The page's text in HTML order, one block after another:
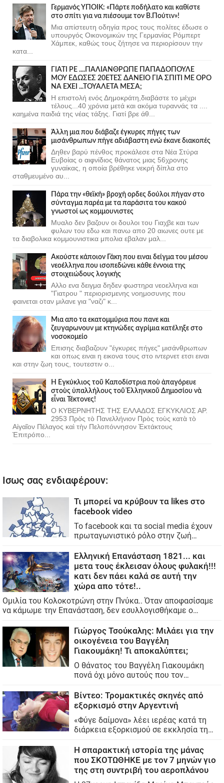
Γερμανός ΥΠΟΙΚ: «Πάρτε ποδήλατο και καθίστε
στο σπίτι για να πιέσουμε τον Β.Πούτιν»!
Μια απίστευτη οδηγία προς τους πολίτες έδωσε ο
υπουργός Οικονομικών της Γερμανίας Ρόμπερτ
Χάμπεκ, καθώς τους ζήτησε να περιορίσουν την
κατα...
ΓΙΑΤΙ ΡΕ ....ΠΑΛΙΑΝΘΡΩΠΕ ΠΑΠΑΔΟΠΟΥΛΕ
ΜΟΥ ΕΔΩΣΕΣ 20ΕΤΕΣ ΔΑΝΕΙΟ ΓΙΑ ΣΠΙΤΙ ΜΕ ΟΡΟ
ΝΑ ΕΧΕΙ ...ΤΟΥΑΛΕΤΑ ΜΕΣΑ;
Η επιστολή ενός Δημοκράτη,διαβάστε το μέχρι
τέλους...40 χρόνια μετά και ακόμα τυραννάς τα ....
καημένα παιδιά της νέας τάξης. Γιατί βρε άθ...
Άλλη μια που διάβαζε έγκυρες πήγες των
μισάνθρωπων πήγε αδιάβαστη ενώ έκανε διακοπές
Δηθεν βαρύ πένθος προκάλεσε στα Νέα Στύρα
Ευβοίας ο αιφνίδιος θάνατος μιας 56χρονης
γυναίκας, η οποία βρέθηκε νεκρή δίπλα στο
σταθμευμένο αυ...
Πάρα την «θεϊκή» βροχή ορδες δούλοι πήγαν στο
σύνταγμα παρέα με τα παράσιτα του κακού
γνωστοί ως κομμουνιστες
Μυαλο δεν βαζουν οι δουλοι του Γιαχβε και των
φυλων του εδω και πανω απο 20 αιωνες ουτε με
τα διαβολικα κομμουνιστικα μπολια εβαλαν μαλ...
Ακούστε κάποιον Γάκη που ειναι δείγμα του μέσου
νεοέλληνα που ισοπεδώνει κάθε έννοια της
στοιχειώδους λογικής
Αλλο ενα δειγμα δηδεν φωστηρα νεοελληνα και
"Γιατρου " περιορισμενης νοημοσυνης που
φαινεται οταν μιλανε για "ναζι" κ...
Μια απο τα εκατομμύρια που πανε και
ζευγαρωνουν με κτηνώδες αγρίμια κατέληξε στο
νοσοκομείο
Επισης διαβαζουν "έγκυρες πήγες" μισάνθρωπων
και οπως ειναι η εικονα τους στο ιντερνετ ετσι ειναι
και στην ζωη τους, τουτεστιν ο...
Ἡ Ἐγκύκλιος τοῦ Καποδίστρια ποὺ ἀπαγόρευε
στοὺς ὑπαλλήλους τοῦ Ἑλληνικοῦ Δημοσίου νὰ
εἶναι Τέκτονες!
Ο ΚΥΒΕΡΝΗΤΗΣ ΤΗΣ ΕΛΛΑΔΟΣ ΕΓΚΥΚΛΙΟΣ ΑΡ.
2953 Πρὸς τὸ Πανελλήνιον Πρὸς τοὺς κατὰ τὸ
Αἰγαῖον Πέλαγος καὶ τὴν Πελοπόννησον Ἐκτάκτους
Ἐπιτρόπο...